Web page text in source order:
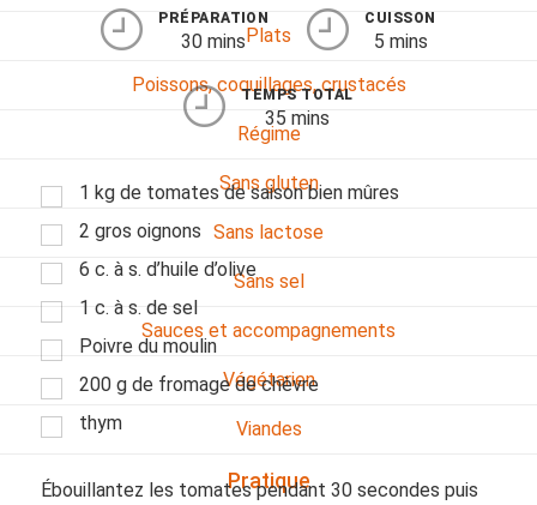
Plats
Poissons, coquillages, crustacés
Régime
Sans gluten
Sans lactose
Sans sel
Sauces et accompagnements
Végétarien
Viandes
Pratique
PRÉPARATION
30 mins
CUISSON
5 mins
TEMPS TOTAL
35 mins
1 kg de tomates de saison bien mûres
2 gros oignons
6 c. à s. d’huile d’olive
1 c. à s. de sel
Poivre du moulin
200 g de fromage de chèvre
thym
Ébouillantez les tomates pendant 30 secondes puis